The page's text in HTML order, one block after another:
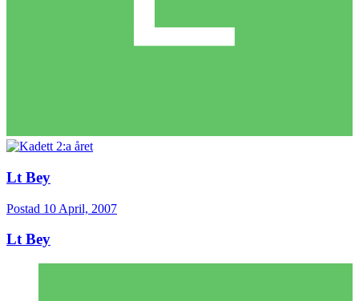
Lt Bey
Postad 10 April, 2007
Lt Bey